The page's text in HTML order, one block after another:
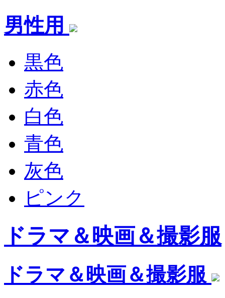
男性用
黒色
赤色
白色
青色
灰色
ピンク
ドラマ＆映画＆撮影服
ドラマ＆映画＆撮影服